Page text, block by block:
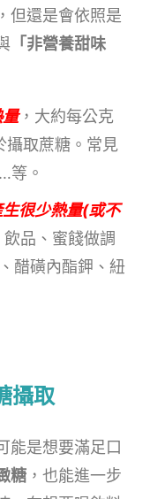
但還是會依照是
「非營養甜味
，大約每公克
攝取蔗糖。常見
等。
很少熱量(或不
飲品、蜜餞做調
醋磺內酯鉀、紐
攝取
能是想要滿足口
糖 ，也能進一步